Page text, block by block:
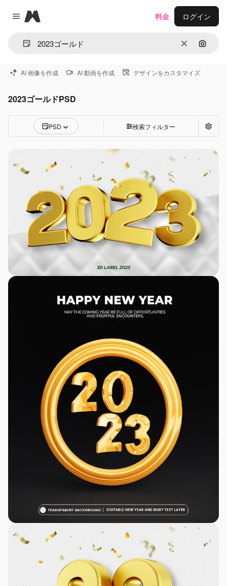
Close menu
Magnific
消去 画像で
料金 ログイン
AI 画像を作成 AI 動画を作成 デザインをカスタマイズ
2023ゴールドPSD
PSD 検索フィルター